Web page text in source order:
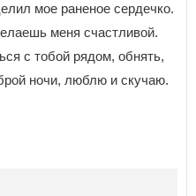
мое раненое сердечко.
меня счастливой.
с тобой рядом, обнять,
ночи, люблю и скучаю.